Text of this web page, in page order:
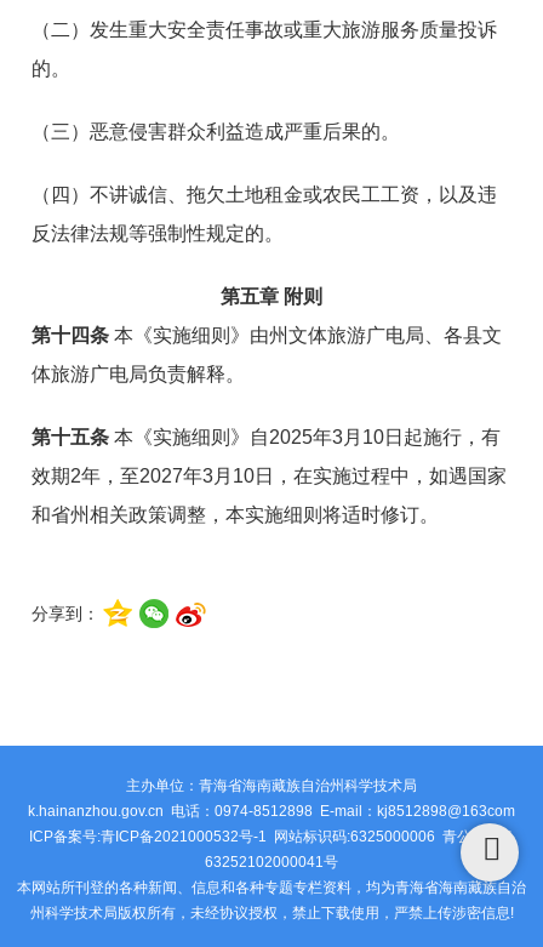
（二）发生重大安全责任事故或重大旅游服务质量投诉
的。
（三）恶意侵害群众利益造成严重后果的。
（四）不讲诚信、拖欠土地租金或农民工工资，以及违
反法律法规等强制性规定的。
第五章 附则
第十四条 本《实施细则》由州文体旅游广电局、各县文
体旅游广电局负责解释。
第十五条 本《实施细则》自2025年3月10日起施行，有
效期2年，至2027年3月10日，在实施过程中，如遇国家
和省州相关政策调整，本实施细则将适时修订。
分享到：
主办单位：青海省海南藏族自治州科学技术局
k.hainanzhou.gov.cn 电话：0974-8512898 E-mail：kj8512898@163com
ICP备案号:青ICP备2021000532号-1 网站标识码:6325000006 青公安网备
63252102000041号
本网站所刊登的各种新闻、信息和各种专题专栏资料，均为青海省海南藏族自治
州科学技术局版权所有，未经协议授权，禁止下载使用，严禁上传涉密信息!